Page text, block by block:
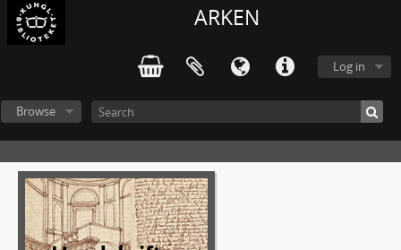
ARKEN
Log in
Browse